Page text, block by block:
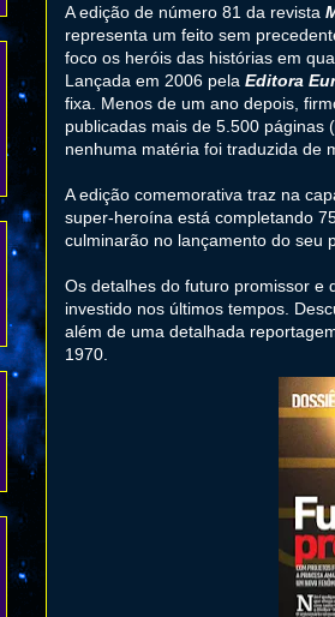
A edição de número 81 da revista
representa um feito sem
foco os heróis das histórias em
Lançada em 2006 pela Editora
fixa. Menos de um ano depois,
publicadas mais de 5.500 páginas
nenhuma matéria foi traduzida de
A edição comemorativa traz na
super-heroína está completando
culminarão no lançamento do seu
Os detalhes do futuro promissor e
investido nos últimos tempos.
além de uma detalhada
1970.